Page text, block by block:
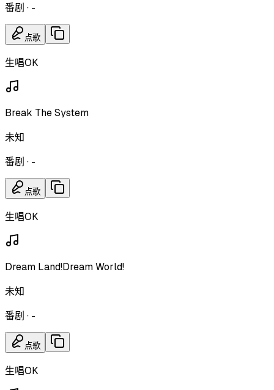
番剧 · -
点歌
生唱OK
Break The System
未知
番剧 · -
点歌
生唱OK
Dream Land!Dream World!
未知
番剧 · -
点歌
生唱OK